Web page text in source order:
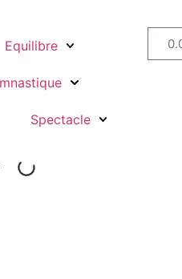
Equilibre
Spectacle